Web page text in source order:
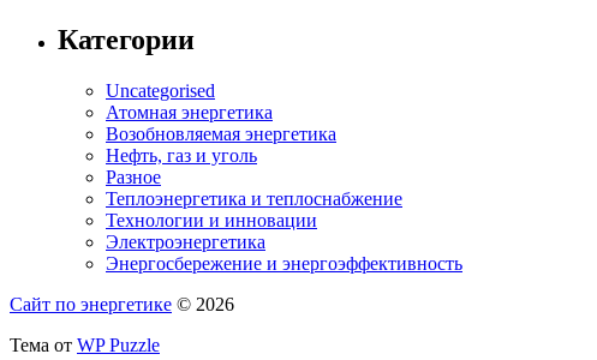
Категории
Uncategorised
Атомная энергетика
Возобновляемая энергетика
Нефть, газ и уголь
Разное
Теплоэнергетика и теплоснабжение
Технологии и инновации
Электроэнергетика
Энергосбережение и энергоэффективность
Сайт по энергетике © 2026
Тема от WP Puzzle